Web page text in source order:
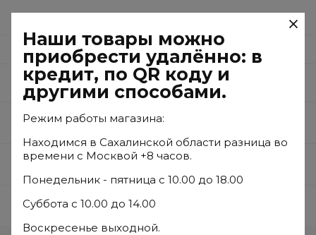
Гарантия 1 год
Страна производства Китай
Описание
Параметры
Отзывы
Наши товары можно
приобрести удалённо: в
кредит, по QR коду и
другими способами.
Режим работы магазина:
Находимся в Сахалинской области разница во
времени с Москвой +8 часов.
Понедельник - пятница с 10.00 до 18.00
Суббота с 10.00 до 14.00
Воскресенье выходной.